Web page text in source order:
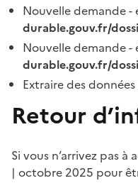
Nouvelle demande
durable.gouv.fr/
Nouvelle demande
durable.gouv.fr/
Extraire des données
Retour
Si vous n’arrivez pas
| octobre 2025 pour